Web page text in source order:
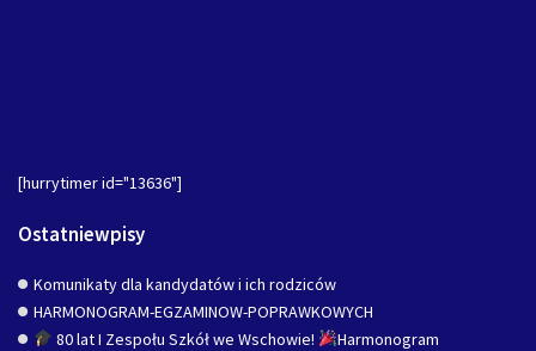
[hurrytimer id="13636"]
Ostatniewpisy
Komunikaty dla kandydatów i ich rodziców
HARMONOGRAM-EGZAMINOW-POPRAWKOWYCH
80 lat I Zespołu Szkół we Wschowie!
Harmonogram